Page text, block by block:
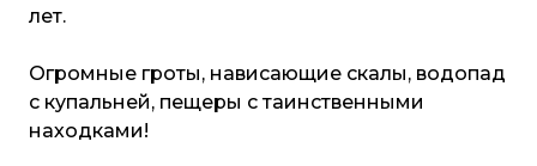
лет.
Огромные гроты, нависающие скалы, водопад
с купальней, пещеры с таинственными
находками!